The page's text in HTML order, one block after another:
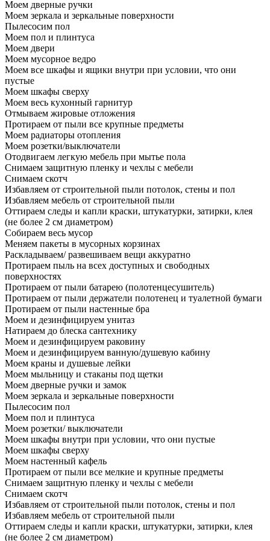
Моем дверные ручки
Моем зеркала и зеркальные поверхности
Пылесосим пол
Моем пол и плинтуса
Моем двери
Моем мусорное ведро
Моем все шкафы и ящики внутри при условии, что они
пустые
Моем шкафы сверху
Моем весь кухонный гарнитур
Отмываем жировые отложения
Протираем от пыли все крупные предметы
Моем радиаторы отопления
Моем розетки/выключатели
Отодвигаем легкую мебель при мытье пола
Снимаем защитную пленку и чехлы с мебели
Снимаем скотч
Избавляем от строительной пыли потолок, стены и пол
Избавляем мебель от строительной пыли
Оттираем следы и капли краски, штукатурки, затирки, клея
(не более 2 см диаметром)
Собираем весь мусор
Меняем пакеты в мусорных корзинах
Раскладываем/ развешиваем вещи аккуратно
Протираем пыль на всех доступных и свободных
поверхностях
Протираем от пыли батарею (полотенцесушитель)
Протираем от пыли держатели полотенец и туалетной бумаги
Протираем от пыли настенные бра
Моем и дезинфицируем унитаз
Натираем до блеска сантехнику
Моем и дезинфицируем раковину
Моем и дезинфицируем ванную/душевую кабину
Моем краны и душевые лейки
Моем мыльницу и стаканы под щетки
Моем дверные ручки и замок
Моем зеркала и зеркальные поверхности
Пылесосим пол
Моем пол и плинтуса
Моем розетки/ выключатели
Моем шкафы внутри при условии, что они пустые
Моем шкафы сверху
Моем настенный кафель
Протираем от пыли все мелкие и крупные предметы
Снимаем защитную пленку и чехлы с мебели
Снимаем скотч
Избавляем от строительной пыли потолок, стены и пол
Избавляем мебель от строительной пыли
Оттираем следы и капли краски, штукатурки, затирки, клея
(не более 2 см диаметром)